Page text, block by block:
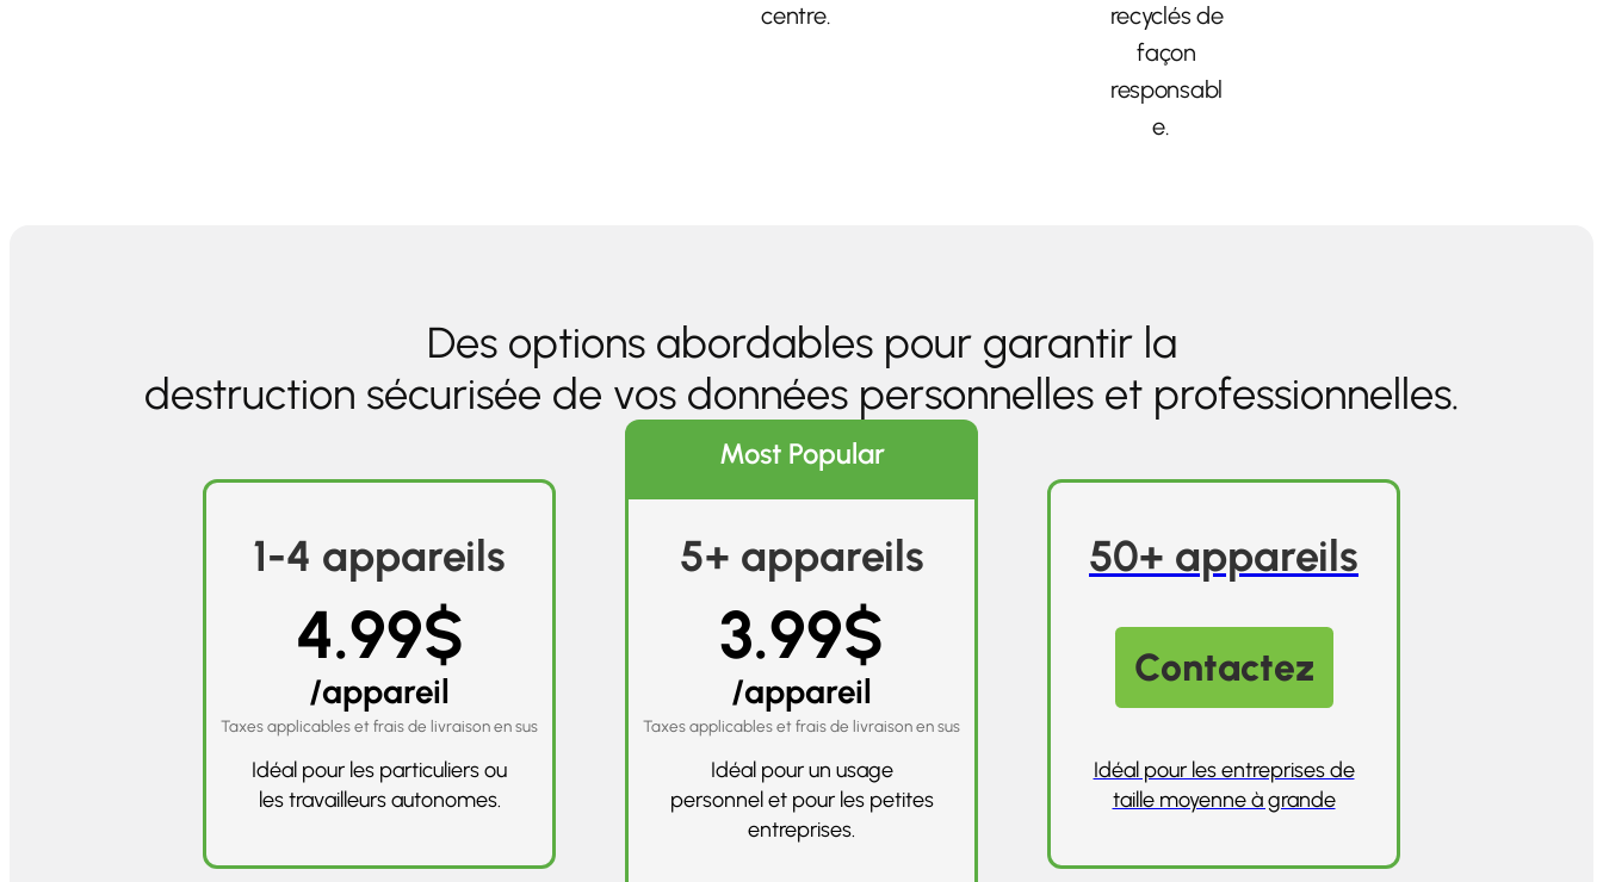
centre.
recyclés de
façon
responsabl
e.
Des options abordables pour garantir la
destruction sécurisée de vos données personnelles et professionnelles.
1-4 appareils
4.99$
/appareil
Taxes applicables et frais de livraison en sus
Idéal pour les particuliers ou
les travailleurs autonomes.
Most Popular
5+ appareils
3.99$
/appareil
Taxes applicables et frais de livraison en sus
Idéal pour un usage
personnel et pour les petites
entreprises.
50+ appareils
Contactez
Idéal pour les entreprises de
taille moyenne à grande